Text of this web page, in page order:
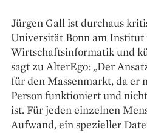
Jürgen Gall ist durchaus
Universität Bonn am
Wirtschaftsinformatik und
sagt zu AlterEgo: „Der
für den Massenmarkt, da er
Person funktioniert und
ist. Für jeden einzelnen
Aufwand, ein spezieller